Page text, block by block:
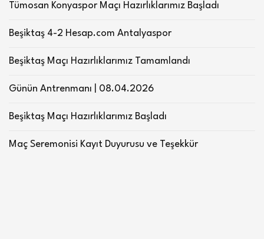
Tümosan Konyaspor Maçı Hazırlıklarımız Başladı
Beşiktaş 4-2 Hesap.com Antalyaspor
Beşiktaş Maçı Hazırlıklarımız Tamamlandı
Günün Antrenmanı | 08.04.2026
Beşiktaş Maçı Hazırlıklarımız Başladı
Maç Seremonisi Kayıt Duyurusu ve Teşekkür